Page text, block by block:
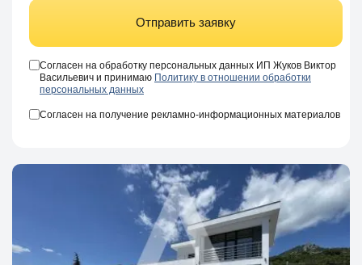
Отправить заявку
Согласен на обработку персональных данных ИП Жуков Виктор
Васильевич и принимаю Политику в отношении обработки
персональных данных
Согласен на получение рекламно-информационных материалов